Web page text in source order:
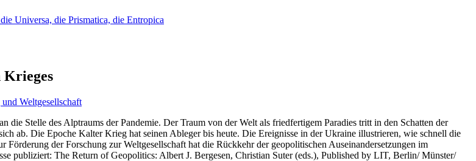
Universa, die Prismatica, die Entropica
Krieges
Weltgesellschaft
die Stelle des Alptraums der Pandemie. Der Traum von der Welt als friedfertigem Paradies tritt in den Schatten der
ab. Die Epoche Kalter Krieg hat seinen Ableger bis heute. Die Ereignisse in der Ukraine illustrieren, wie schnell die
der Forschung zur Weltgesellschaft hat die Rückkehr der geopolitischen Auseinandersetzungen im
publiziert: The Return of Geopolitics: Albert J. Bergesen, Christian Suter (eds.), Published by LIT, Berlin/ Münster/